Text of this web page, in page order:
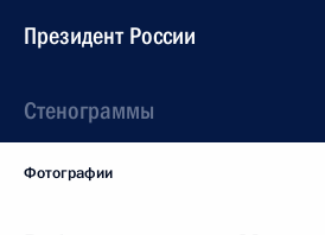
Президент России
Стенограммы
Фотографии